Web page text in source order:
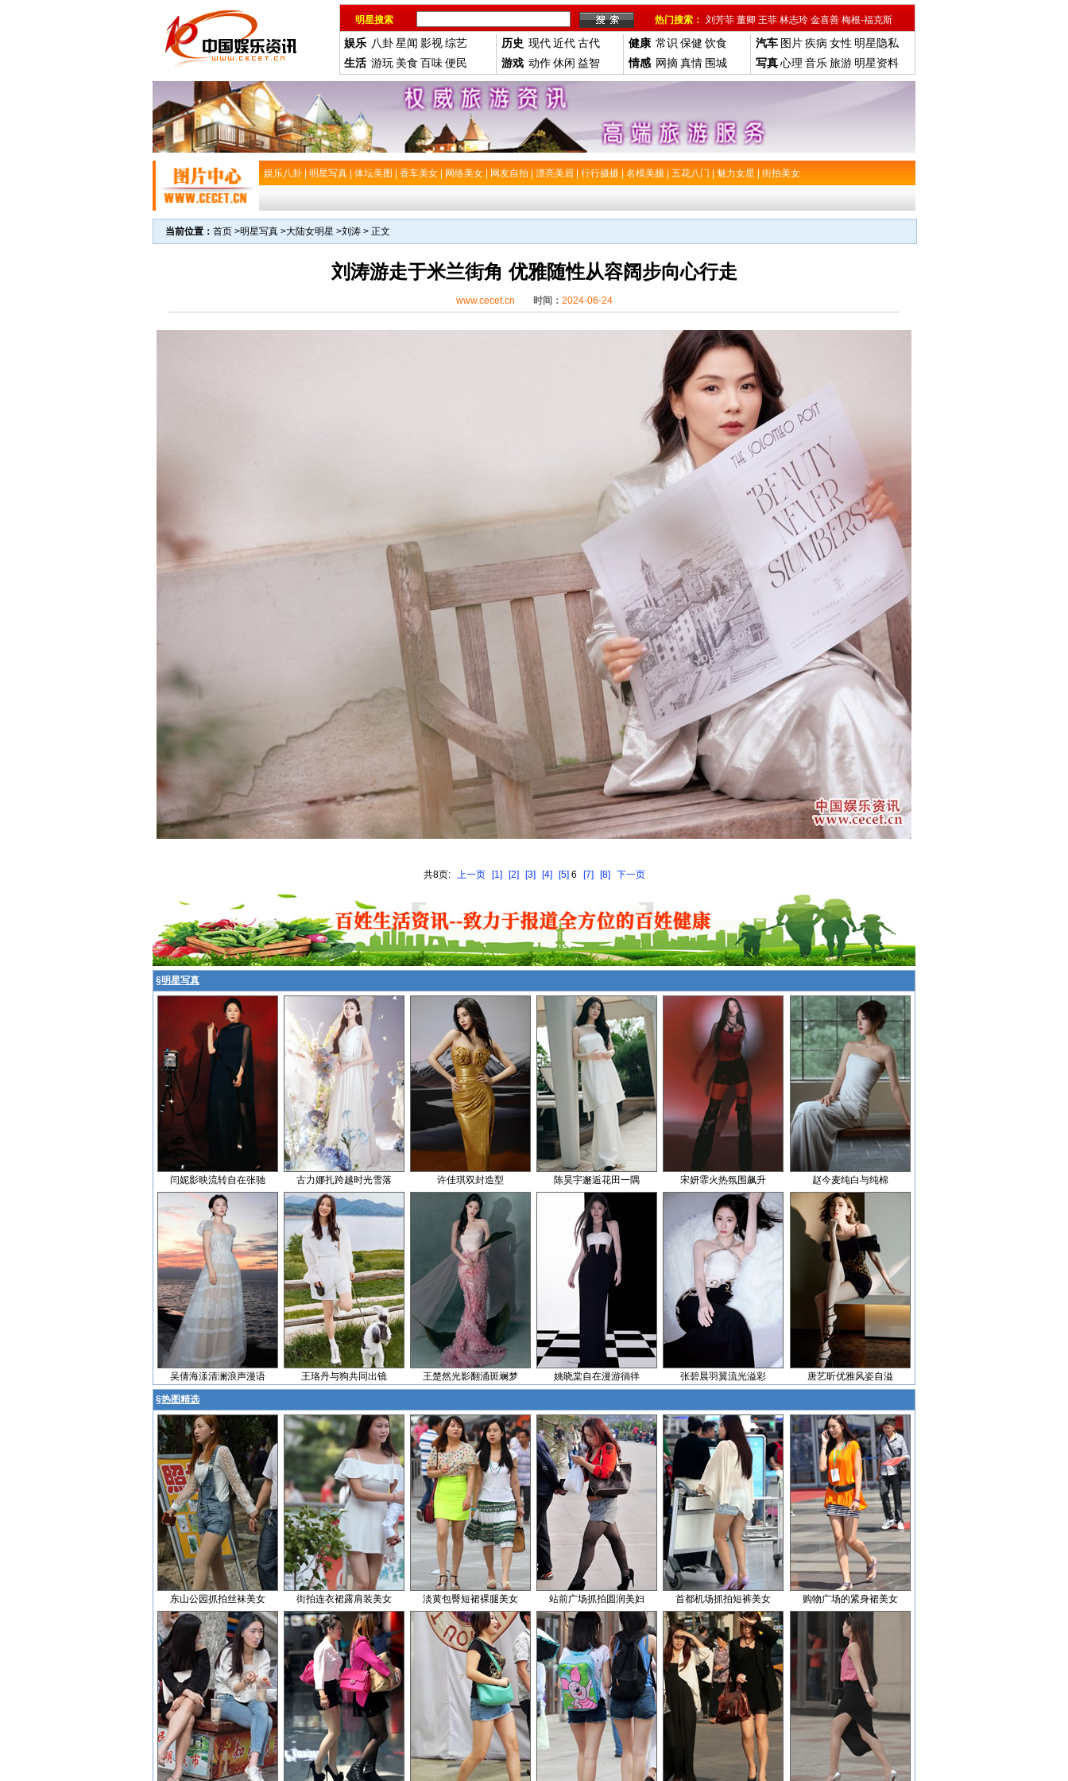
明星搜索 热门搜索： 刘芳菲 董卿 王菲 林志玲 金喜善 梅根-福克斯
娱乐 八卦星闻 影视综艺
生活 游玩 美食 百味便民
历史 现代近代古代
游戏 动作休闲 益智
健康 常识 保健 饮食
情感 网摘真情 围城
汽车 图片疾病 女性 明星隐私
写真心理 音乐旅游 明星资料
娱乐八卦 明星写真 体坛美图 香车美女 网络美女 网友自拍 漂亮美眉 行行摄摄 名模美腿 五花八门 魅力女星 街拍美女
当前位置： 首页 >明星写真 >大陆女明星 >刘涛 > 正文
刘涛游走于米兰街角 优雅随性从容阔步向心行走
www.cecet.cn 时间： 2024-06-24
共8页: 上一页 [1] [2] [3] [4] [5] 6 [7] [8] 下一页
§明星写真
闫妮影映流转自在张驰 古力娜扎跨越时光雪落 许佳琪双封造型 陈昊宇邂逅花田一隅 宋妍霏火热氛围飙升 赵今麦纯白与纯棉
吴倩海漾清澜浪声漫语 王珞丹与狗共同出镜 王楚然光影翻涌斑斓梦 姚晓棠自在漫游徜徉 张碧晨羽翼流光溢彩 唐艺昕优雅风姿自溢
§热图精选
东山公园抓拍丝袜美女 街拍连衣裙露肩装美女 淡黄包臀短裙裸腿美女 站前广场抓拍圆润美妇 首都机场抓拍短裤美女 购物广场的紧身裙美女